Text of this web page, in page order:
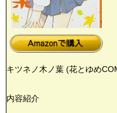
キツネノ木ノ葉 (花とゆめ
内容紹介